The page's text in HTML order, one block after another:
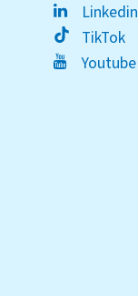
Linkedin
TikTok
Youtube